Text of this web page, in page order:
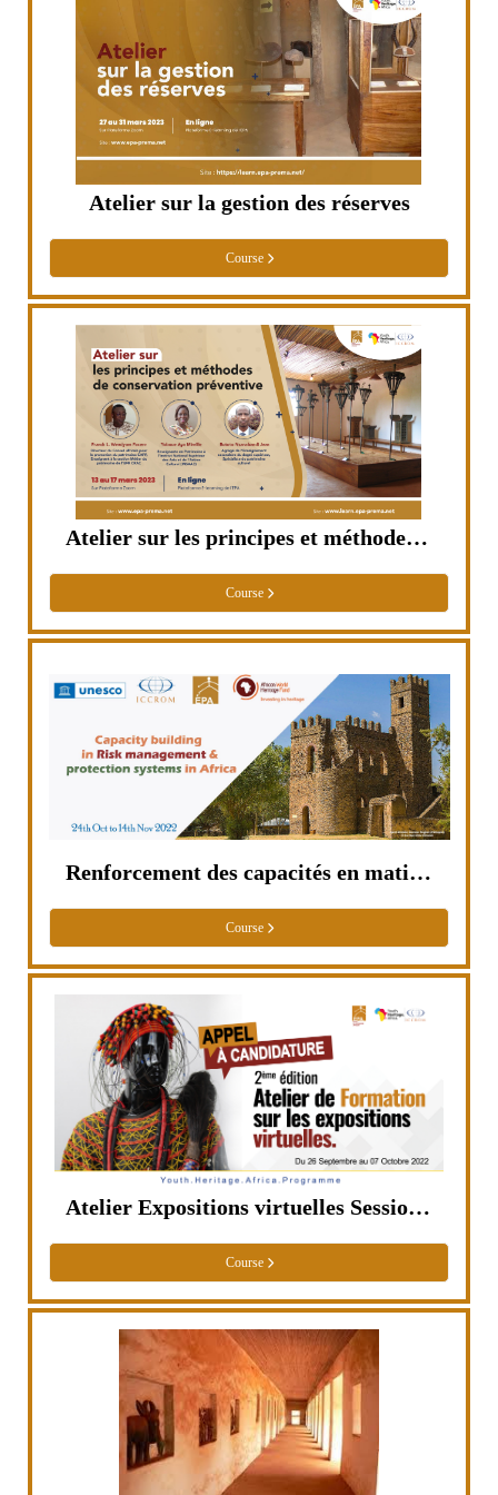
Atelier sur la gestion des réserves
Course
Atelier sur les principes et méthodes de conservation préventive dans les musées
Course
Renforcement des capacités en matière de gestion des risques et de systèmes de protection en Afrique
Course
Atelier Expositions virtuelles Session Oct. 2022
Course